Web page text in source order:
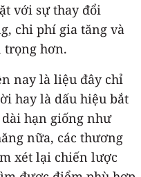
với sự thay đổi
chi phí gia tăng và
trọng hơn.
nay là liệu đây chỉ
hay là dấu hiệu bắt
hạn giống như
nữa, các thương
xét lại chiến lược